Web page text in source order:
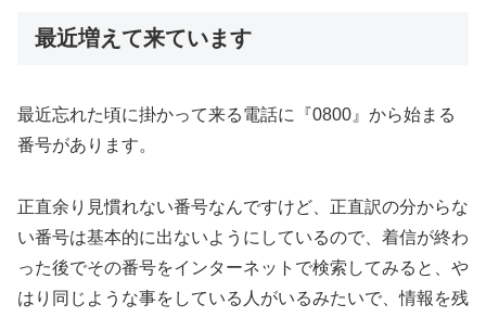
最近増えて来ています
最近忘れた頃に掛かって来る電話に『0800』から始まる
番号があります。
正直余り見慣れない番号なんですけど、正直訳の分からな
い番号は基本的に出ないようにしているので、着信が終わ
った後でその番号をインターネットで検索してみると、や
はり同じような事をしている人がいるみたいで、情報を残